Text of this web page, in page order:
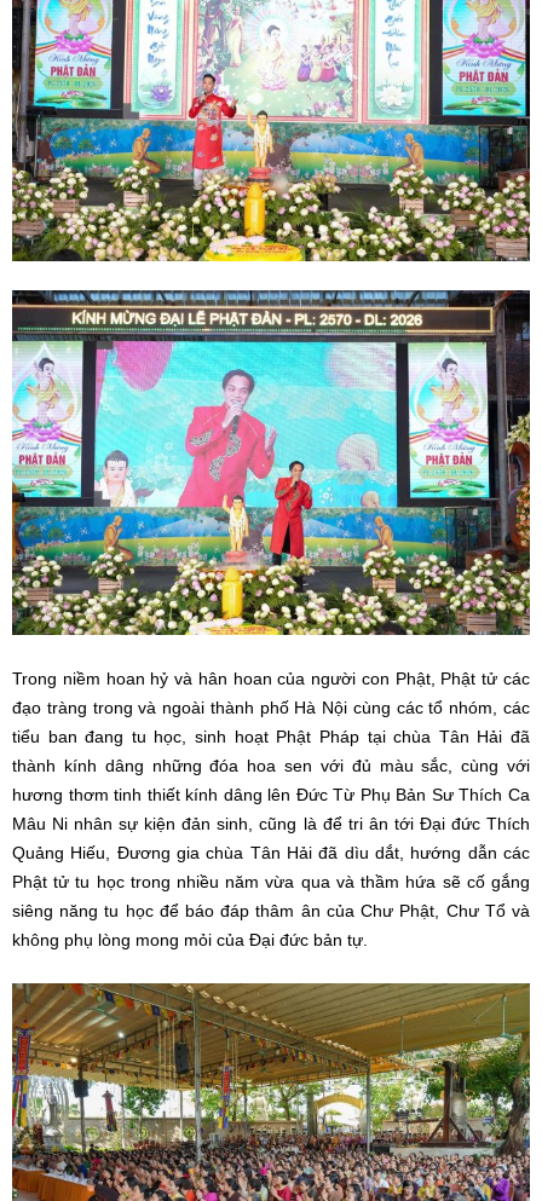
Trong niềm hoan hỷ và hân hoan của người con Phật, Phật tử các
đạo tràng trong và ngoài thành phố Hà Nội cùng các tổ nhóm, các
tiểu ban đang tu học, sinh hoạt Phật Pháp tại chùa Tân Hải đã
thành kính dâng những đóa hoa sen với đủ màu sắc, cùng với
hương thơm tinh thiết kính dâng lên Đức Từ Phụ Bản Sư Thích Ca
Mâu Ni nhân sự kiện đản sinh, cũng là để tri ân tới Đại đức Thích
Quảng Hiếu, Đương gia chùa Tân Hải đã dìu dắt, hướng dẫn các
Phật tử tu học trong nhiều năm vừa qua và thầm hứa sẽ cố gắng
siêng năng tu học để báo đáp thâm ân của Chư Phật, Chư Tổ và
không phụ lòng mong mỏi của Đại đức bản tự.